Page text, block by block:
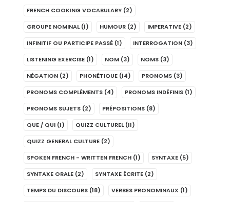
FRENCH COOKING VOCABULARY (2)
GROUPE NOMINAL (1) HUMOUR (2) IMPERATIVE (2)
INFINITIF OU PARTICIPE PASSÉ (1) INTERROGATION (3)
LISTENING EXERCISE (1) NOM (3) NOMS (3)
NÉGATION (2) PHONÉTIQUE (14) PRONOMS (3)
PRONOMS COMPLÉMENTS (4) PRONOMS INDÉFINIS (1)
PRONOMS SUJETS (2) PRÉPOSITIONS (8)
QUE / QUI (1) QUIZZ CULTUREL (11)
QUIZZ GENERAL CULTURE (2)
SPOKEN FRENCH - WRITTEN FRENCH (1) SYNTAXE (5)
SYNTAXE ORALE (2) SYNTAXE ÉCRITE (2)
TEMPS DU DISCOURS (18) VERBES PRONOMINAUX (1)